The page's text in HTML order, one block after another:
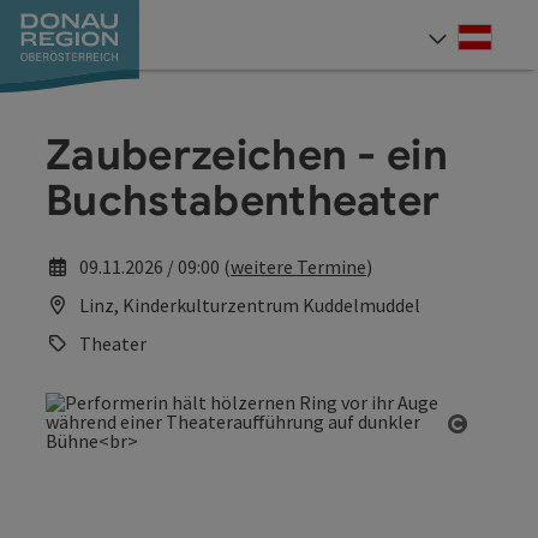
Zum Inhalt
Zur Navigation
Zum Seitenanfang
Zur Kontaktseite
Zum Impressum
Zur Startseite
Zauberzeichen - ein
Buchstabentheater
09.11.2026 / 09:00 (weitere Termine)
Linz, Kinderkulturzentrum Kuddelmuddel
Theater